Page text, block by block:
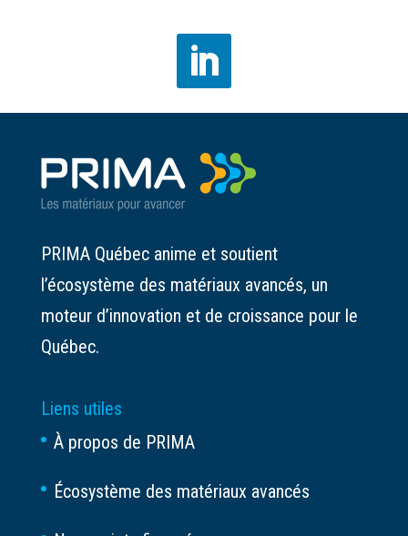
PRIMA Québec anime et soutient
l’écosystème des matériaux avancés, un
moteur d’innovation et de croissance pour le
Québec.
Liens utiles
À propos de PRIMA
Écosystème des matériaux avancés